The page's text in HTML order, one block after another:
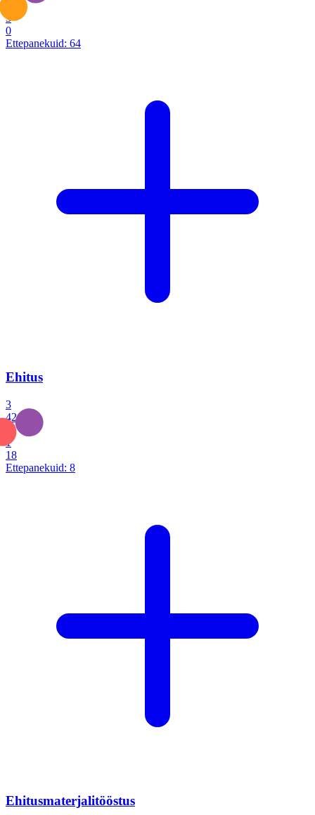
3
0
Ettepanekuid: 64
Ehitus
3
42
1
18
Ettepanekuid: 8
Ehitusmaterjalitööstus